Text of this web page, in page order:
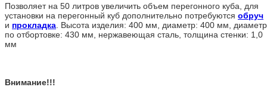
Позволяет на 50 литров увеличить объем перегонного куба, для
установки на перегонный куб дополнительно потребуются обруч
и прокладка . Высота изделия: 400 мм, диаметр: 400 мм, диаметр
по отбортовке: 430 мм, нержавеющая сталь, толщина стенки: 1,0
мм
Внимание!!!